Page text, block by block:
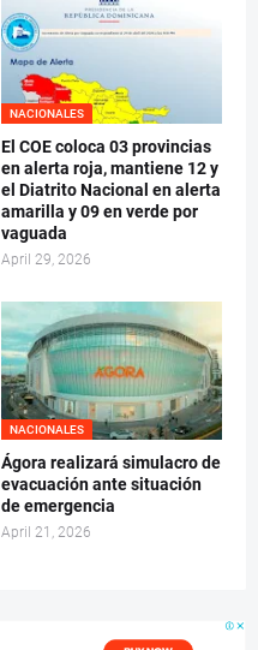
NACIONALES
El COE coloca 03 provincias
en alerta roja, mantiene 12 y
el Diatrito Nacional en alerta
amarilla y 09 en verde por
vaguada
April 29, 2026
NACIONALES
Ágora realizará simulacro de
evacuación ante situación
de emergencia
April 21, 2026